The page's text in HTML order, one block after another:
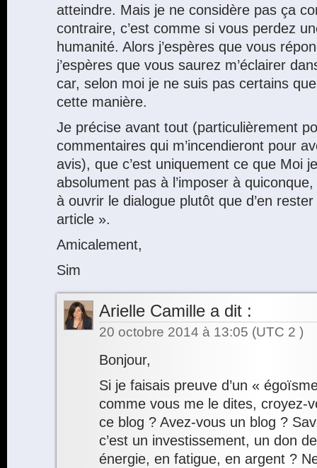
atteindre. Mais je ne considère pas ça
contraire, c’est comme si vous perdez
humanité. Alors j’espères que vous
j’espères que vous saurez m’éclairer
car, selon moi je ne suis pas certains
cette manière.
Je précise avant tout (particulièrement
commentaires qui m’incendieront pour
avis), que c’est uniquement ce que Moi
absolument pas à l’imposer à
à ouvrir le dialogue plutôt que d’en
article ».
Amicalement,
Sim
Arielle Camille a dit :
20 octobre 2014 à 13:05 (UTC 2 )
Bonjour,
Si je faisais preuve d’un «
comme vous me le dites, croyez-
ce blog ? Avez-vous un blog ?
c’est un investissement, un don
énergie, en fatigue, en argent ?